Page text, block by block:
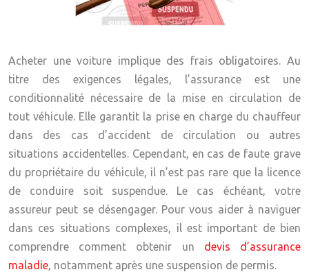
Acheter une voiture implique des frais obligatoires. Au
titre des exigences légales, l’assurance est une
conditionnalité nécessaire de la mise en circulation de
tout véhicule. Elle garantit la prise en charge du chauffeur
dans des cas d’accident de circulation ou autres
situations accidentelles. Cependant, en cas de faute grave
du propriétaire du véhicule, il n’est pas rare que la licence
de conduire soit suspendue. Le cas échéant, votre
assureur peut se désengager. Pour vous aider à naviguer
dans ces situations complexes, il est important de bien
comprendre comment obtenir un devis d’assurance
maladie, notamment après une suspension de permis.